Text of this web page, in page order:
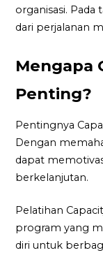
organisasi. Pada
dari perjalanan
Mengapa
Penting?
Pentingnya
Dengan
dapat
berkelanjutan.
Pelatihan
program yang
diri untuk